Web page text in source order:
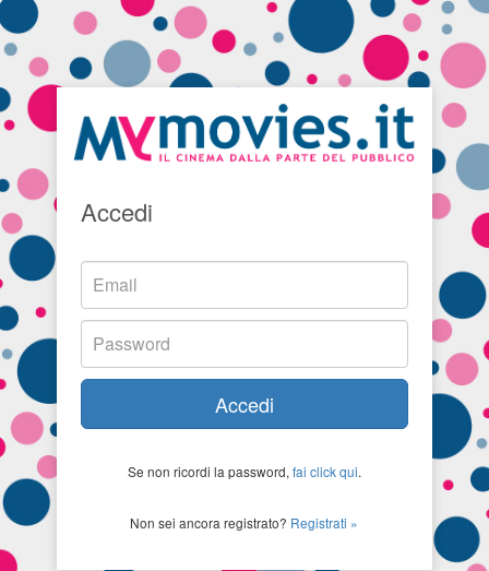
Accedi
Accedi
Se non ricordi la password, fai click qui.
Non sei ancora registrato? Registrati »